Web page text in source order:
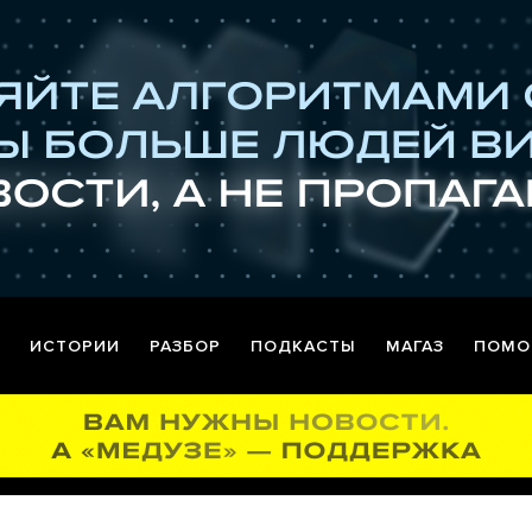
ИСТОРИИ РАЗБОР ПОДКАСТЫ МАГАЗ